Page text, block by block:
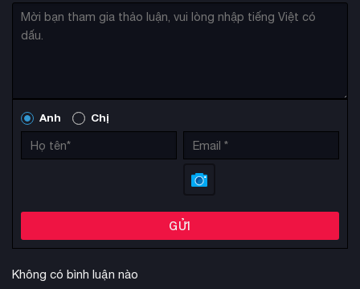
Anh Chị
GỬI
Không có bình luận nào